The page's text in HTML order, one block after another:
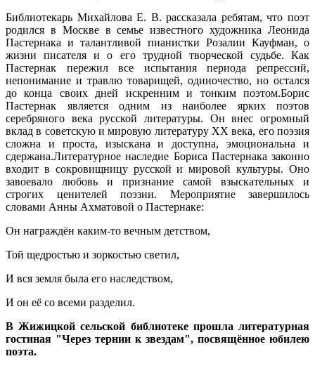
Библиотекарь Михайлова Е. В. рассказала ребятам, что поэт
родился в Москве в семье известного художника Леонида
Пастернака и талантливой пианистки Розалии Кауфман, о
жизни писателя и о его трудной творческой судьбе. Как
Пастернак пережил все испытания периода репрессий,
непонимание и травлю товарищей, одиночество, но остался
до конца своих дней искренним и тонким поэтом.Борис
Пастернак является одним из наиболее ярких поэтов
серебряного века русской литературы. Он внес огромный
вклад в советскую и мировую литературу ХХ века, его поэзия
сложна и проста, изыскана и доступна, эмоциональна и
сдержана.Литературное наследие Бориса Пастернака законно
входит в сокровищницу русской и мировой культуры. Оно
завоевало любовь и признание самой взыскательных и
строгих ценителей поэзии. Мероприятие завершилось
словами Анны Ахматовой о Пастернаке:
Он награждён каким-то вечным детством,
Той щедростью и зоркостью светил,
И вся земля была его наследством,
И он её со всеми разделил.
В Жижицкой сельской библиотеке прошла литературная
гостиная "Через тернии к звездам", посвящённое юбилею
поэта.